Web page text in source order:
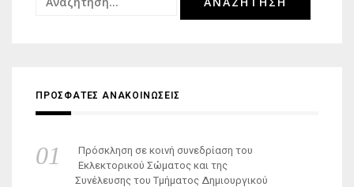
ΠΡΟΣΦΑΤΕΣ ΑΝΑΚΟΙΝΩΣΕΙΣ
Πρόσκληση σε κοινή συνεδρίαση του
Εκλεκτορικού Σώματος και της
Συνέλευσης του Τμήματος Δημιουργικού